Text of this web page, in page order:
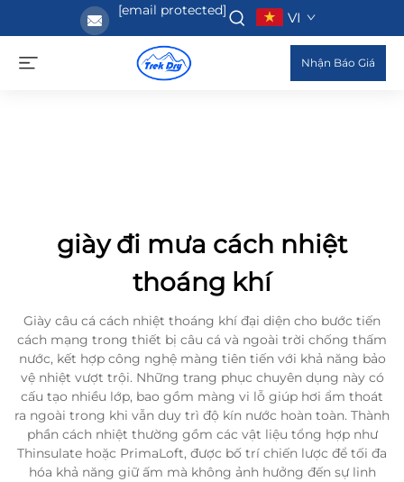
[email protected] VI
Nhận Báo Giá
giày đi mưa cách nhiệt
thoáng khí
Giày câu cá cách nhiệt thoáng khí đại diện cho bước tiến
cách mạng trong thiết bị câu cá và ngoài trời chống thấm
nước, kết hợp công nghệ màng tiên tiến với khả năng bảo
vệ nhiệt vượt trội. Những trang phục chuyên dụng này có
cấu tạo nhiều lớp, bao gồm màng vi lỗ giúp hơi ẩm thoát
ra ngoài trong khi vẫn duy trì độ kín nước hoàn toàn. Thành
phần cách nhiệt thường gồm các vật liệu tổng hợp như
Thinsulate hoặc PrimaLoft, được bố trí chiến lược để tối đa
hóa khả năng giữ ấm mà không ảnh hưởng đến sự linh